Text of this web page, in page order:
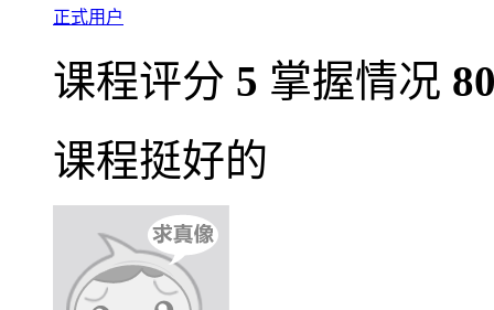
正式用户
课程评分 5 掌握情况
课程挺好的